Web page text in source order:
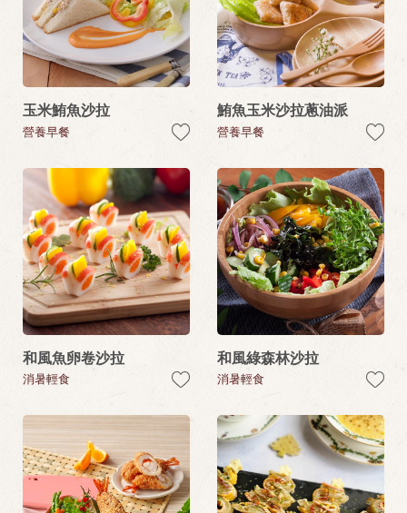
玉米鮪魚沙拉
營養早餐
鮪魚玉米沙拉蔥油派
營養早餐
和風魚卵卷沙拉
消暑輕食
和風綠森林沙拉
消暑輕食